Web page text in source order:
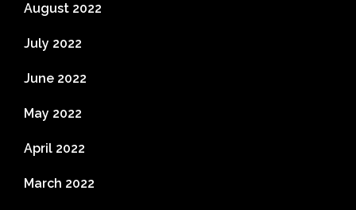
August 2022
July 2022
June 2022
May 2022
April 2022
March 2022